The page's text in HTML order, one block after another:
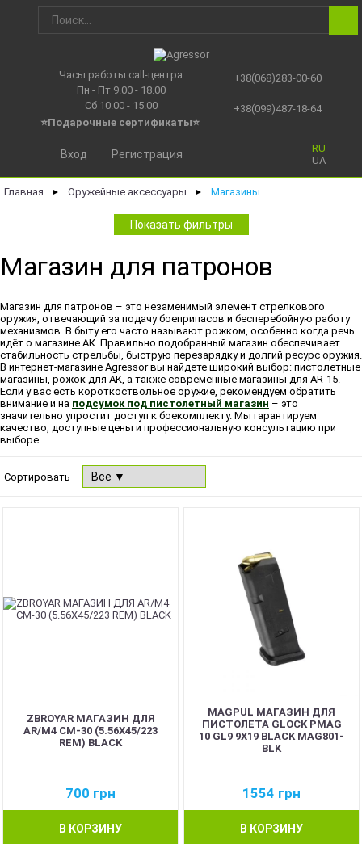
Часы работы call-центра
Пн - Пт 9.00 - 18.00
Сб 10.00 - 15.00
⭐Подарочные сертификаты⭐
+38(068)283-00-60
+38(099)487-18-64
RU
UA
Вход Регистрация
Главная ► Оружейные аксессуары ► Магазины
Показать фильтры
Магазин для патронов
Магазин для патронов – это незаменимый элемент стрелкового
оружия, отвечающий за подачу боеприпасов и бесперебойную работу
механизмов. В быту его часто называют рожком, особенно когда речь
идёт о магазине АК. Правильно подобранный магазин обеспечивает
стабильность стрельбы, быструю перезарядку и долгий ресурс оружия.
В интернет-магазине Agressor вы найдете широкий выбор: пистолетные
магазины, рожок для АК, а также современные магазины для AR-15.
Если у вас есть короткоствольное оружие, рекомендуем обратить
внимание и на подсумок под пистолетный магазин – это
значительно упростит доступ к боекомплекту. Мы гарантируем
качество, доступные цены и профессиональную консультацию при
выборе.
Сортировать
ZBROYAR МАГАЗИН ДЛЯ
AR/M4 CM-30 (5.56X45/223
REM) BLACK
700 грн
В КОРЗИНУ
MAGPUL МАГАЗИН ДЛЯ
ПИСТОЛЕТА GLOCK PMAG
10 GL9 9X19 BLACK MAG801-
BLK
1554 грн
В КОРЗИНУ